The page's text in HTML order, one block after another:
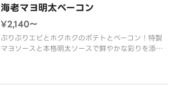
海老マヨ明太ベーコン
¥2,140〜
ぷりぷりエビとホクホクのポテトとベーコン！特製
マヨソースと本格明太ソースで鮮やかな彩りを添え